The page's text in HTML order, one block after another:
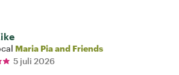
Maria Pia and Friends
5 juli 2026